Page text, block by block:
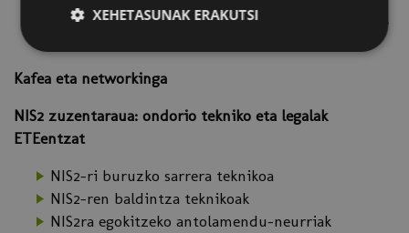
Erakustaldi praktikoa: SAC Composer tresna, CRA
Kafea eta networkinga
NIS2 zuzentaraua: ondorio tekniko eta legalak
ETEentzat
NIS2-ri buruzko sarrera teknikoa
NIS2-ren baldintza teknikoak
NIS2ra egokitzeko antolamendu-neurriak
XEHETASUNAK ERAKUTSI